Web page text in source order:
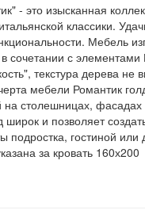
- это изысканная
классики.
Мебель
в сочетании с
текстура дерева не
мебели Романтик
на столешницах, фасадах
и позволяет
подростка, гостиной
за кровать 160х200